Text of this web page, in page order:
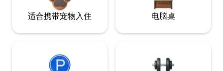
适合携带宠物入住 电脑桌